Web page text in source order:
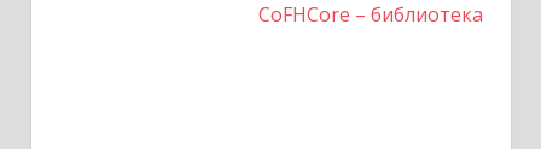
CoFHCore – библиотека